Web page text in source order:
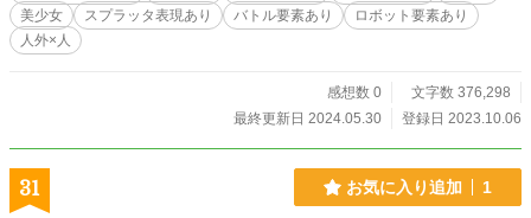
美少女
スプラッタ表現あり バトル要素あり
ロボット要素あり
人外×人
感想数 0
文字数 376,298
最終更新日 2024.05.30
登録日 2023.10.06
31 お気に入り追加 1